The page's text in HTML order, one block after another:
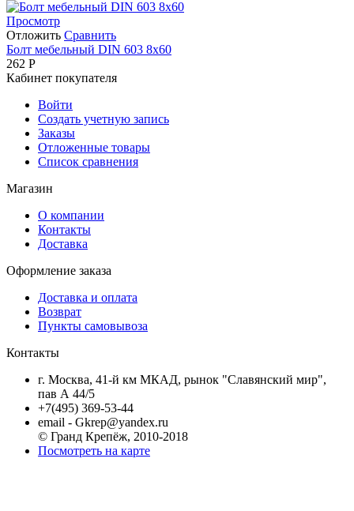
Просмотр
Отложить Сравнить
Болт мебельный DIN 603 8х60
262 Р
Кабинет покупателя
Войти
Создать учетную запись
Заказы
Отложенные товары
Список сравнения
Магазин
О компании
Контакты
Доставка
Оформление заказа
Доставка и оплата
Возврат
Пункты самовывоза
Контакты
г. Москва, 41-й км МКАД, рынок "Славянский мир",
пав А 44/5
+7(495) 369-53-44
email - Gkrep@yandex.ru
© Гранд Крепёж, 2010-2018
Посмотреть на карте